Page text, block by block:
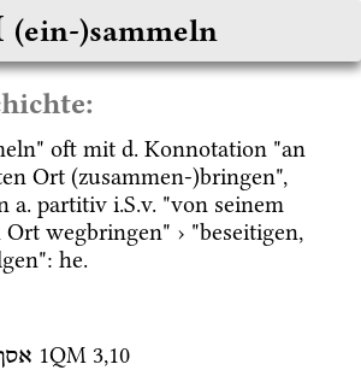
(ein-)sammeln
oft mit d. Konnotation "an
Ort (zusammen-)bringen",
a. partitiv i.S.v. "von seinem
wegbringen" › "beseitigen,
he.
1QM 3,10